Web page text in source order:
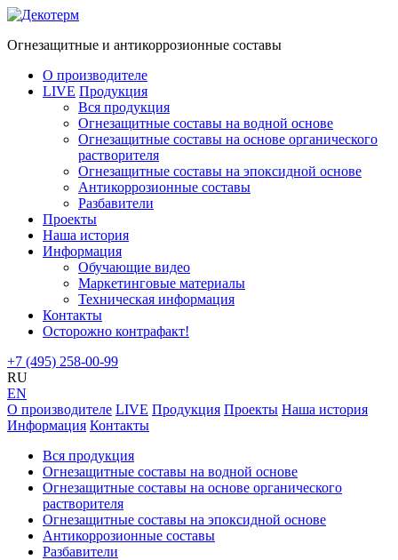
Огнезащитные и антикоррозионные составы
О производителе
LIVE Продукция
Вся продукция
Огнезащитные cоставы на водной основе
Огнезащитные составы на основе органического
растворителя
Огнезащитные составы на эпоксидной основе
Антикоррозионные составы
Разбавители
Проекты
Наша история
Информация
Обучающие видео
Маркетинговые материалы
Техническая информация
Контакты
Осторожно контрафакт!
+7 (495) 258-00-99
RU
EN
О производителе LIVE Продукция Проекты Наша история
Информация Контакты
Вся продукция
Огнезащитные cоставы на водной основе
Огнезащитные составы на основе органического
растворителя
Огнезащитные составы на эпоксидной основе
Антикоррозионные составы
Разбавители